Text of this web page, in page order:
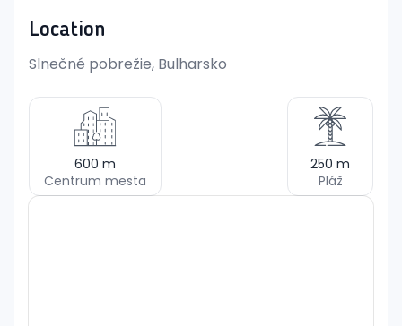
Location
Slnečné pobrežie, Bulharsko
600 m
Centrum mesta
250 m
Pláž